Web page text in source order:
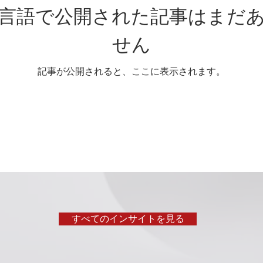
語で公開された記事はまだ
せん
記事が公開されると、ここに表示されます。
すべてのインサイトを見る